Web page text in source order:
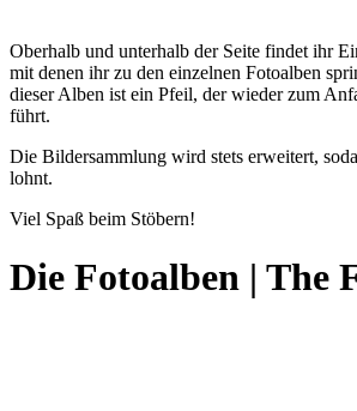
Oberhalb und unterhalb der Seite findet ihr
mit denen ihr zu den einzelnen Fotoalben
dieser Alben ist ein Pfeil, der wieder zum
führt.
Die Bildersammlung wird stets erweitert,
lohnt.
Viel Spaß beim Stöbern!
Die Fotoalben | The